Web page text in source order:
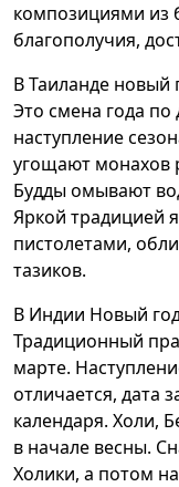
композициями из
благополучия,
В Таиланде новый
Это смена года
наступление
угощают монахов
Будды омывают
Яркой традицией
пистолетами,
тазиков.
В Индии Новый
Традиционный
марте.
отличается, дата
календаря. Холи,
в начале весны.
Холики, а потом